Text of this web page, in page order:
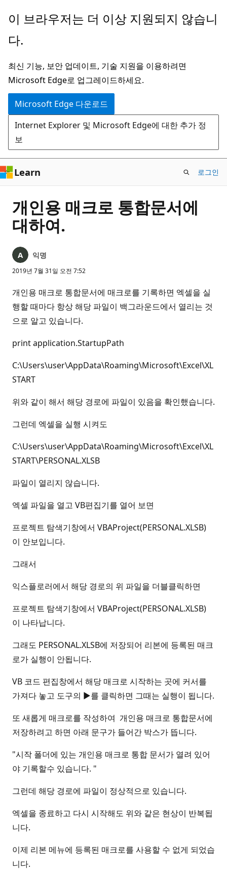
주
콘
츠
로
건
너
뛰
기
이 브라우저는 더 이상 지원되지 않습니
다.
최신 기능, 보안 업데이트, 기술 지원을 이용하려면
Microsoft Edge로 업그레이드하세요.
Microsoft Edge 다운로드
Internet Explorer 및 Microsoft Edge에 대한 추가 정
보
Learn 로그인
개인용 매크로 통합문서에
대하여.
익명
2019년 7월 31일 오전 7:52
개인용 매크로 통합문서에 매크로를 기록하면 엑셀을 실
행할 때마다 항상 해당 파일이 백그라운드에서 열리는 것
으로 알고 있습니다.
print application.StartupPath
C:\Users\user\AppData\Roaming\Microsoft\Excel\XL
START
위와 같이 해서 해당 경로에 파일이 있음을 확인했습니다.
그런데 엑셀을 실행 시켜도
C:\Users\user\AppData\Roaming\Microsoft\Excel\XL
START\PERSONAL.XLSB
파일이 열리지 않습니다.
엑셀 파일을 열고 VB편집기를 열어 보면
프로젝트 탐색기창에서 VBAProject(PERSONAL.XLSB)
이 안보입니다.
그래서
익스플로러에서 해당 경로의 위 파일을 더블클릭하면
프로젝트 탐색기창에서 VBAProject(PERSONAL.XLSB)
이 나타납니다.
그래도 PERSONAL.XLSB에 저장되어 리본에 등록된 매크
로가 실행이 안됩니다.
VB 코드 편집창에서 해당 매크로 시작하는 곳에 커서를
가져다 놓고 도구의 ▶를 클릭하면 그때는 실행이 됩니다.
또 새롭게 매크로를 작성하여 개인용 매크로 통합문서에
저장하려고 하면 아래 문구가 들어간 박스가 뜹니다.
"시작 폴더에 있는 개인용 매크로 통합 문서가 열려 있어
야 기록할수 있습니다. "
그런데 해당 경로에 파일이 정상적으로 있습니다.
엑셀을 종료하고 다시 시작해도 위와 같은 현상이 반복됩
니다.
이제 리본 메뉴에 등록된 매크로를 사용할 수 없게 되었습
니다.